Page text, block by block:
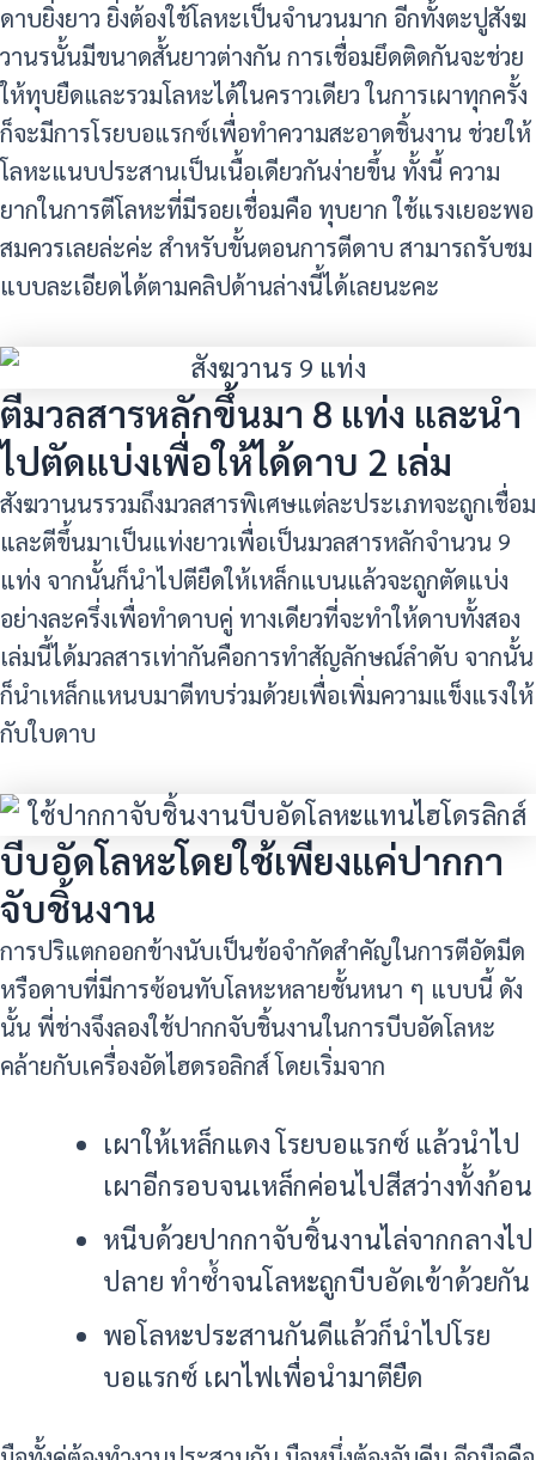
ดาบยิ่งยาว ยิ่งต้องใช้โลหะเป็นจำนวนมาก อีกทั้งตะปูสังฆ
วานรนั้นมีขนาดสั้นยาวต่างกัน การเชื่อมยึดติดกันจะช่วย
ให้ทุบยืดและรวมโลหะได้ในคราวเดียว ในการเผาทุกครั้ง
ก็จะมีการโรยบอแรกซ์เพื่อทำความสะอาดชิ้นงาน ช่วยให้
โลหะแนบประสานเป็นเนื้อเดียวกันง่ายขึ้น ทั้งนี้ ความ
ยากในการตีโลหะที่มีรอยเชื่อมคือ ทุบยาก ใช้แรงเยอะพอ
สมควรเลยล่ะค่ะ สำหรับขั้นตอนการตีดาบ สามารถรับชม
แบบละเอียดได้ตามคลิปด้านล่างนี้ได้เลยนะคะ
ตีมวลสารหลักขึ้นมา 8 แท่ง และนำ
ไปตัดแบ่งเพื่อให้ได้ดาบ 2 เล่ม
สังฆวานนรรวมถึงมวลสารพิเศษแต่ละประเภทจะถูกเชื่อม
และตีขึ้นมาเป็นแท่งยาวเพื่อเป็นมวลสารหลักจำนวน 9
แท่ง จากนั้นก็นำไปตียืดให้เหล็กแบนแล้วจะถูกตัดแบ่ง
อย่างละครึ่งเพื่อทำดาบคู่ ทางเดียวที่จะทำให้ดาบทั้งสอง
เล่มนี้ได้มวลสารเท่ากันคือการทำสัญลักษณ์ลำดับ จากนั้น
ก็นำเหล็กแหนบมาตีทบร่วมด้วยเพื่อเพิ่มความแข็งแรงให้
กับใบดาบ
บีบอัดโลหะโดยใช้เพียงแค่ปากกา
จับชิ้นงาน
การปริแตกออกข้างนับเป็นข้อจำกัดสำคัญในการตีอัดมีด
หรือดาบที่มีการซ้อนทับโลหะหลายชั้นหนา ๆ แบบนี้ ดัง
นั้น พี่ช่างจึงลองใช้ปากกจับชิ้นงานในการบีบอัดโลหะ
คล้ายกับเครื่องอัดไฮดรอลิกส์ โดยเริ่มจาก
เผาให้เหล็กแดง โรยบอแรกซ์ แล้วนำไป
เผาอีกรอบจนเหล็กค่อนไปสีสว่างทั้งก้อน
หนีบด้วยปากกาจับชิ้นงานไล่จากกลางไป
ปลาย ทำซ้ำจนโลหะถูกบีบอัดเข้าด้วยกัน
พอโลหะประสานกันดีแล้วก็นำไปโรย
บอแรกซ์ เผาไฟเพื่อนำมาตียืด